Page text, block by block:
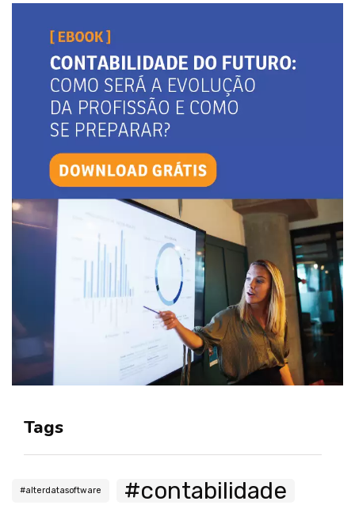
Tags
#alterdatasoftware #contabilidade